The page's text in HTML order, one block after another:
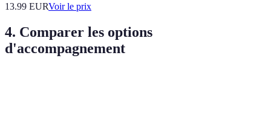
13.99 EURVoir le prix
4. Comparer les options
d'accompagnement